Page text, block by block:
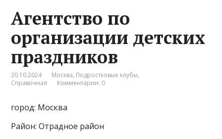
Агентство по
организации детских
праздников
20.10.2024 Москва, Подростковые клубы,
Справочная
Комментарии: 0
город: Москва
Район: Отрадное район